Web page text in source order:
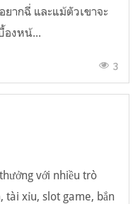
ยากฉี่ และแม้ตัวเขาจะ
องหน้...
3
với nhiều trò
tài xỉu, slot game, bắn